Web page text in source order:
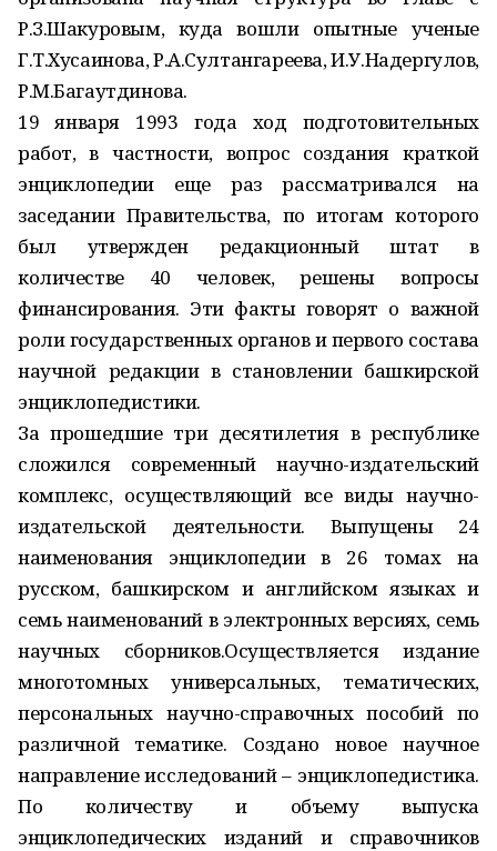
Р.З.Шакуровым, куда вошли опытные ученые
Г.Т.Хусаинова, Р.А.Султангареева, И.У.Надергулов,
Р.М.Багаутдинова.
19 января 1993 года ход подготовительных
работ, в частности, вопрос создания краткой
энциклопедии еще раз рассматривался на
заседании Правительства, по итогам которого
был утвержден редакционный штат в
количестве 40 человек, решены вопросы
финансирования. Эти факты говорят о важной
роли государственных органов и первого состава
научной редакции в становлении башкирской
энциклопедистики.
За прошедшие три десятилетия в республике
сложился современный научно-издательский
комплекс, осуществляющий все виды научно-
издательской деятельности. Выпущены 24
наименования энциклопедии в 26 томах на
русском, башкирском и английском языках и
семь наименований в электронных версиях, семь
научных сборников.Осуществляется издание
многотомных универсальных, тематических,
персональных научно-справочных пособий по
различной тематике. Создано новое научное
направление исследований – энциклопедистика.
По количеству и объему выпуска
энциклопедических изданий и справочников